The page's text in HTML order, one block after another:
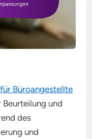
für Büroangestellte
Beurteilung und
des
und